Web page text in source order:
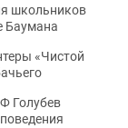
школьников
Баумана
«Чистой
Голубев